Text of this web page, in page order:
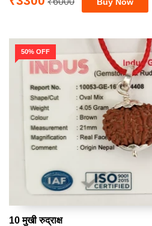
50% OFF
10 मुखी रुद्राक्ष